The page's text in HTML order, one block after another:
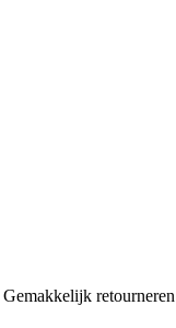
Gemakkelijk retourneren